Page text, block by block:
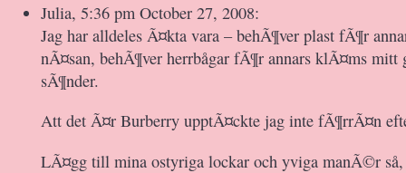
Julia, 5:36 pm October 27, 2008:
Jag har alldeles Ã¤kta vara – behÃ¶ver plast fÃ¶r
nÃ¤san, behÃ¶ver herrbågar fÃ¶r annars klÃ¤ms mitt
sÃ¶nder.
Att det Ã¤r Burberry upptÃ¤ckte jag inte fÃ¶rrÃ¤n
LÃ¤gg till mina ostyriga lockar och yviga manÃ©r